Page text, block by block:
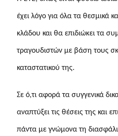
έχει λόγο για όλα τα θεσμικά
κλάδου και θα επιδιώκει τα
τραγουδιστών με βάση τους
καταστατικού της.
Σε ό,τι αφορά τα συγγενικά
αναπτύξει τις θέσεις της και
πάντα με γνώμονα τη